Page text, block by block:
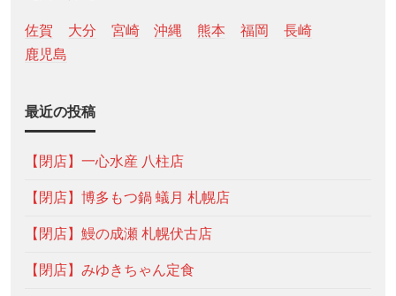
佐賀 大分 宮崎 沖縄 熊本 福岡
長崎
鹿児島
最近の投稿
【閉店】一心水産 八柱店
【閉店】博多もつ鍋 蟻月 札幌店
【閉店】鰻の成瀬 札幌伏古店
【閉店】みゆきちゃん定食